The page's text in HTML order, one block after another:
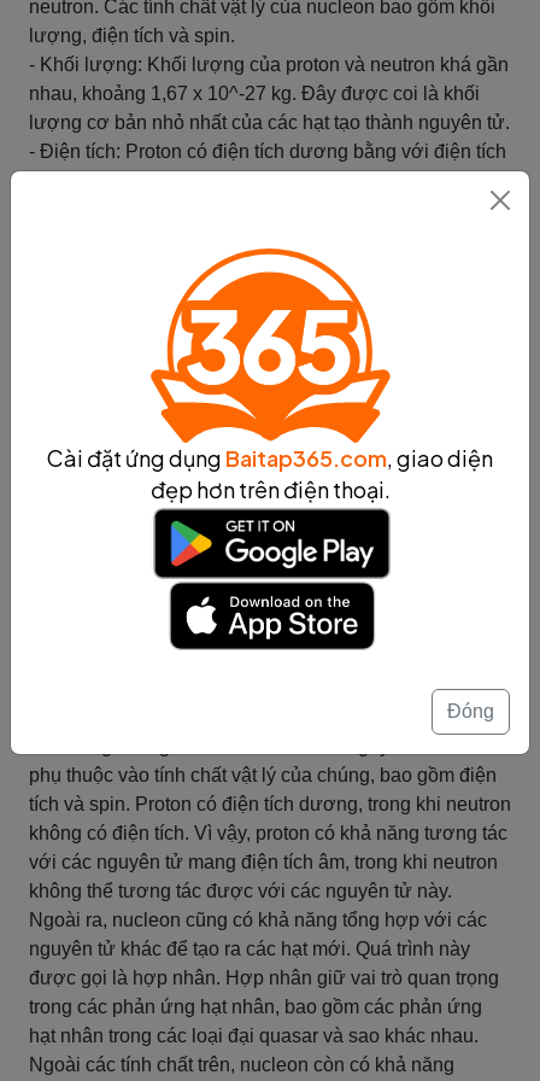
neutron. Các tính chất vật lý của nucleon bao gồm khối
lượng, điện tích và spin.
- Khối lượng: Khối lượng của proton và neutron khá gần
nhau, khoảng 1,67 x 10^-27 kg. Đây được coi là khối
lượng cơ bản nhỏ nhất của các hạt tạo thành nguyên tử.
- Điện tích: Proton có điện tích dương bằng với điện tích
Điều này có nghĩa là proton có khả năng tương tác điện
- Spin: Proton và neutron đều có spin bằng 1/2. Spin là
một đại lượng lượng tử mô tả tính chất quay của một
Tính chất vật lý của nucleon đóng vai trò quan trọng
trong các quá trình hạt nhân, bao gồm phản ứng hạt
nhân, hạt nhân phân hủy và hạt nhân tổng hợp. Các tính
chất này cũng đóng vai trò quan trọng trong việc nghiên
cứu cấu trúc nguyên tử và các quá trình vật lý liên quan
đến nguyên tử.
Tính chất hóa học của nucleon
Tính chất hóa học của nucleon:
tử, bao gồm proton và neutron. Ngoài tính chất vật lý,
phụ thuộc vào tính chất vật lý của chúng, bao gồm điện
tích và spin. Proton có điện tích dương, trong khi neutron
không có điện tích. Vì vậy, proton có khả năng tương tác
với các nguyên tử mang điện tích âm, trong khi neutron
không thể tương tác được với các nguyên tử này.
Ngoài ra, nucleon cũng có khả năng tổng hợp với các
nguyên tử khác để tạo ra các hạt mới. Quá trình này
được gọi là hợp nhân. Hợp nhân giữ vai trò quan trọng
trong các phản ứng hạt nhân, bao gồm các phản ứng
hạt nhân trong các loại đại quasar và sao khác nhau.
Ngoài các tính chất trên, nucleon còn có khả năng
Cài đặt ứng dụng Baitap365.com, giao diện
đẹp hơn trên điện thoại.
Đóng